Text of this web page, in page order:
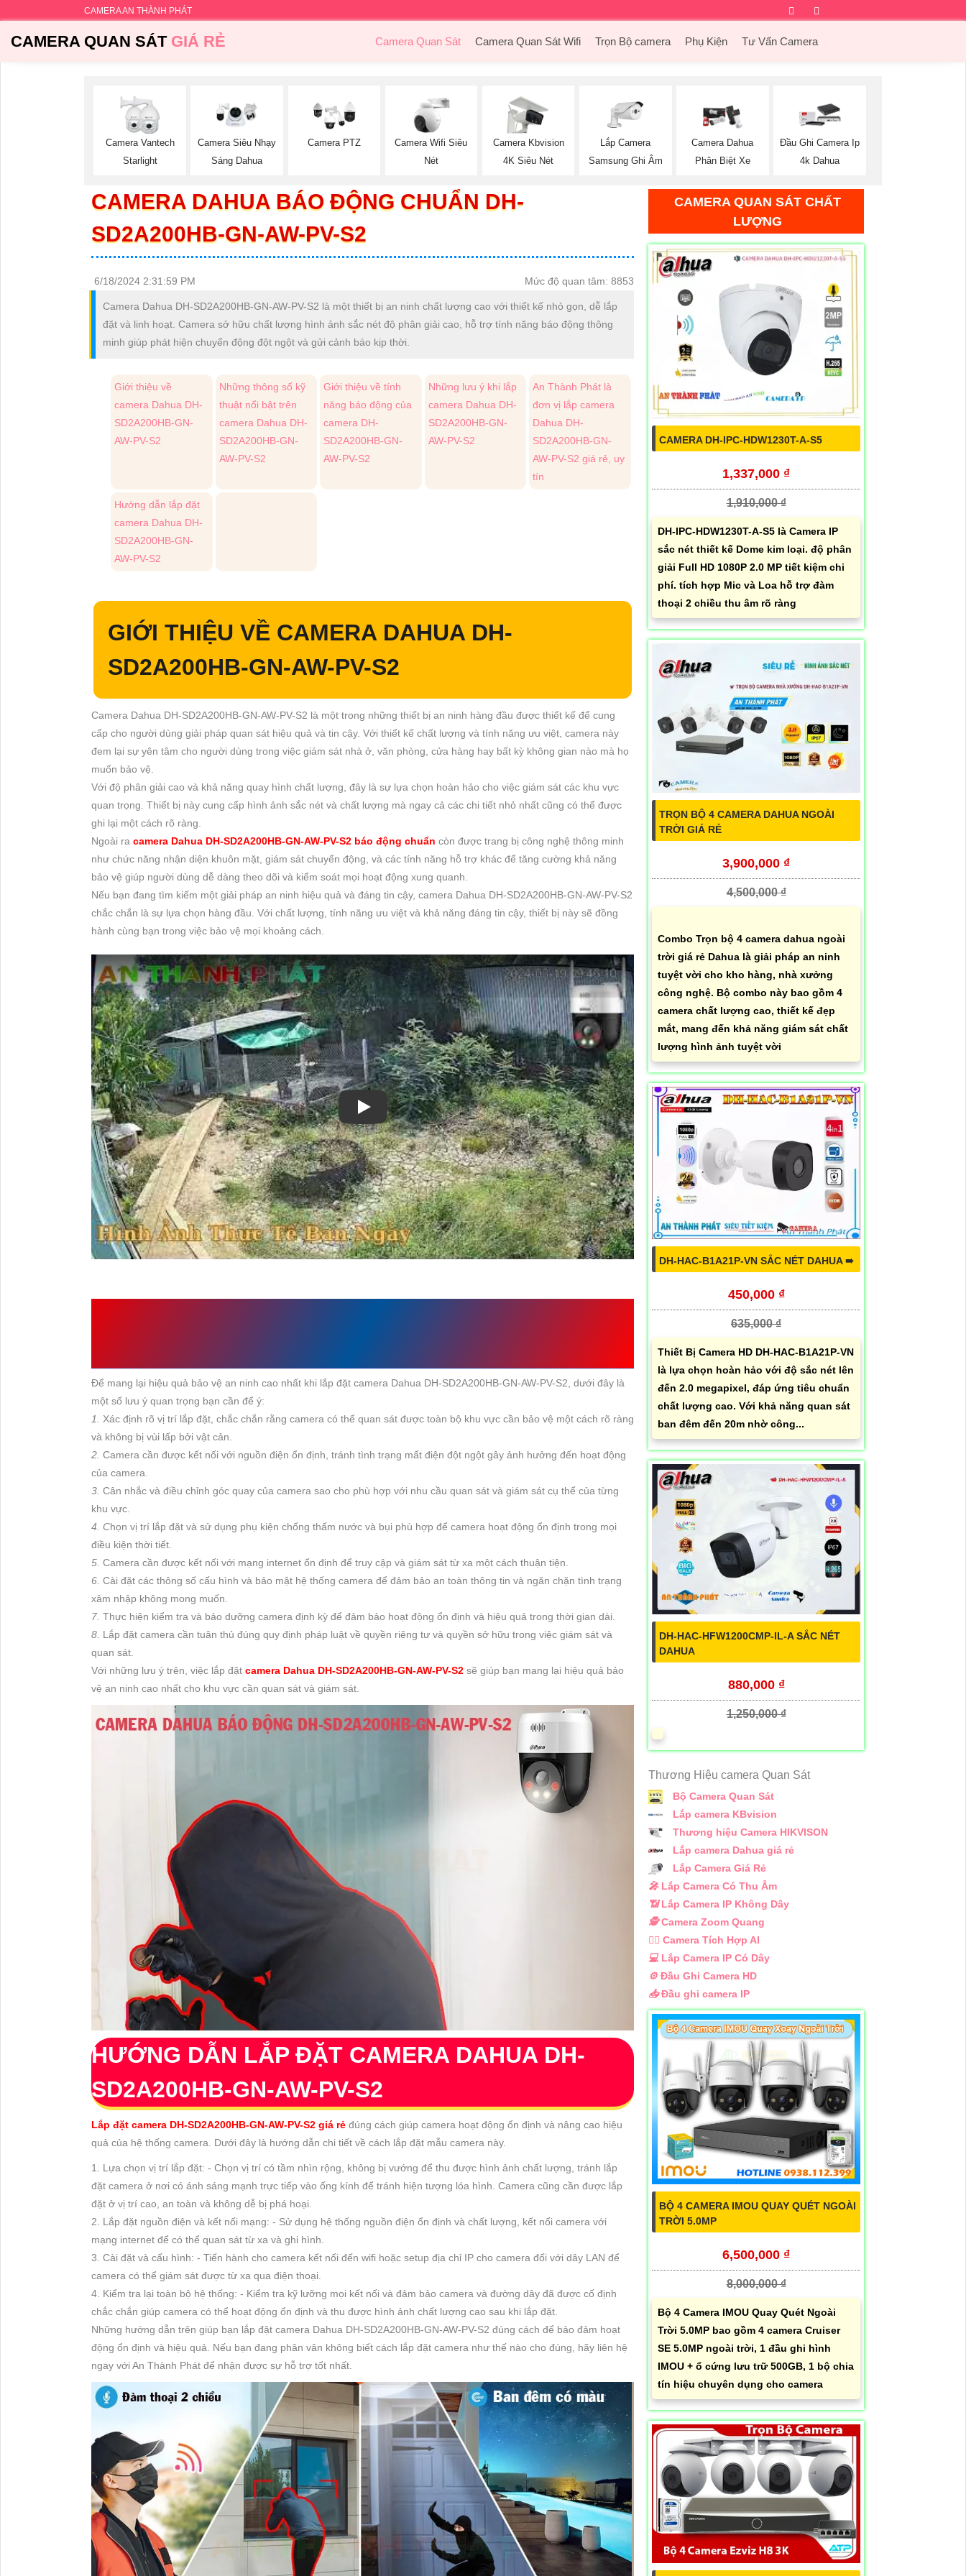
CAMERA AN THÀNH PHÁT Facebook
CAMERA QUAN SÁTGIÁ RẺ Camera Quan Sát Camera Quan Sát Wifi Trọn Bộ camera Phụ Kiện Tư Vấn Camera
Camera Vantech
Starlight
Camera Siêu Nhạy
Sáng Dahua
Camera PTZ
Camera Wifi Siêu
Nét
Camera Kbvision
4K Siêu Nét
Lắp Camera
Samsung Ghi Âm
Camera Dahua
Phân Biệt Xe
Đầu Ghi Camera Ip
4k Dahua
CAMERA DAHUA BÁO ĐỘNG CHUẨN DH-
SD2A200HB-GN-AW-PV-S2
6/18/2024 2:31:59 PM Mức độ quan tâm: 8853
Camera Dahua DH-SD2A200HB-GN-AW-PV-S2 là một thiết bị an ninh chất lượng cao với thiết kế nhỏ gọn, dễ lắp
đặt và linh hoạt. Camera sở hữu chất lượng hình ảnh sắc nét độ phân giải cao, hỗ trợ tính năng báo động thông
minh giúp phát hiện chuyển động đột ngột và gửi cảnh báo kịp thời.
Giới thiệu về
camera Dahua DH-
SD2A200HB-GN-
AW-PV-S2
Những thông số kỹ
thuật nổi bật trên
camera Dahua DH-
SD2A200HB-GN-
AW-PV-S2
Giới thiệu về tính
năng báo động của
camera DH-
SD2A200HB-GN-
AW-PV-S2
Những lưu ý khi lắp
camera Dahua DH-
SD2A200HB-GN-
AW-PV-S2
An Thành Phát là
đơn vị lắp camera
Dahua DH-
SD2A200HB-GN-
AW-PV-S2 giá rẻ, uy
tín
Hướng dẫn lắp đặt
camera Dahua DH-
SD2A200HB-GN-
AW-PV-S2
GIỚI THIỆU VỀ CAMERA DAHUA DH-
SD2A200HB-GN-AW-PV-S2
Camera Dahua DH-SD2A200HB-GN-AW-PV-S2 là một trong những thiết bị an ninh hàng đầu được thiết kế để cung
cấp cho người dùng giải pháp quan sát hiệu quả và tin cậy. Với thiết kế chất lượng và tính năng ưu việt, camera này
đem lại sự yên tâm cho người dùng trong việc giám sát nhà ở, văn phòng, cửa hàng hay bất kỳ không gian nào mà họ
muốn bảo vệ.
Với độ phân giải cao và khả năng quay hình chất lượng, đây là sự lựa chọn hoàn hảo cho việc giám sát các khu vực
quan trọng. Thiết bị này cung cấp hình ảnh sắc nét và chất lượng mà ngay cả các chi tiết nhỏ nhất cũng có thể được
ghi lại một cách rõ ràng.
Ngoài ra camera Dahua DH-SD2A200HB-GN-AW-PV-S2 báo động chuẩn còn được trang bị công nghệ thông minh
như chức năng nhận diện khuôn mặt, giám sát chuyển động, và các tính năng hỗ trợ khác để tăng cường khả năng
bảo vệ giúp người dùng dễ dàng theo dõi và kiểm soát mọi hoạt động xung quanh.
Nếu bạn đang tìm kiếm một giải pháp an ninh hiệu quả và đáng tin cậy, camera Dahua DH-SD2A200HB-GN-AW-PV-S2
chắc chắn là sự lựa chọn hàng đầu. Với chất lượng, tính năng ưu việt và khả năng đáng tin cậy, thiết bị này sẽ đồng
hành cùng bạn trong việc bảo vệ mọi khoảng cách.
Xem video Camera Dahua Báo Động Chuẩn DH-SD2A200HB-GN-AW-PV-S2
Để mang lại hiệu quả bảo vệ an ninh cao nhất khi lắp đặt camera Dahua DH-SD2A200HB-GN-AW-PV-S2, dưới đây là
một số lưu ý quan trọng bạn cần để ý:
1. Xác định rõ vị trí lắp đặt, chắc chắn rằng camera có thể quan sát được toàn bộ khu vực cần bảo vệ một cách rõ ràng
và không bị vùi lấp bởi vật cản.
2. Camera cần được kết nối với nguồn điện ổn định, tránh tình trạng mất điện đột ngột gây ảnh hưởng đến hoạt động
của camera.
3. Cân nhắc và điều chỉnh góc quay của camera sao cho phù hợp với nhu cầu quan sát và giám sát cụ thể của từng
khu vực.
4. Chọn vị trí lắp đặt và sử dụng phụ kiện chống thấm nước và bụi phù hợp để camera hoạt động ổn định trong mọi
điều kiện thời tiết.
5. Camera cần được kết nối với mạng internet ổn định để truy cập và giám sát từ xa một cách thuận tiện.
6. Cài đặt các thông số cấu hình và bảo mật hệ thống camera để đảm bảo an toàn thông tin và ngăn chặn tình trạng
xâm nhập không mong muốn.
7. Thực hiện kiểm tra và bảo dưỡng camera định kỳ để đảm bảo hoạt động ổn định và hiệu quả trong thời gian dài.
8. Lắp đặt camera cần tuân thủ đúng quy định pháp luật về quyền riêng tư và quyền sở hữu trong việc giám sát và
quan sát.
Với những lưu ý trên, việc lắp đặt camera Dahua DH-SD2A200HB-GN-AW-PV-S2 sẽ giúp bạn mang lại hiệu quả bảo
vệ an ninh cao nhất cho khu vực cần quan sát và giám sát.
HƯỚNG DẪN LẮP ĐẶT CAMERA DAHUA DH-
SD2A200HB-GN-AW-PV-S2
Lắp đặt camera DH-SD2A200HB-GN-AW-PV-S2 giá rẻ đúng cách giúp camera hoạt động ổn định và nâng cao hiệu
quả của hệ thống camera. Dưới đây là hướng dẫn chi tiết về cách lắp đặt mẫu camera này.
1. Lựa chọn vị trí lắp đặt: - Chọn vị trí có tầm nhìn rộng, không bị vướng để thu được hình ảnh chất lượng, tránh lắp
đặt camera ở nơi có ánh sáng mạnh trực tiếp vào ống kính để tránh hiện tượng lóa hình. Camera cũng cần được lắp
đặt ở vị trí cao, an toàn và không dễ bị phá hoại.
2. Lắp đặt nguồn điện và kết nối mạng: - Sử dụng hệ thống nguồn điện ổn định và chất lượng, kết nối camera với
mạng internet để có thể quan sát từ xa và ghi hình.
3. Cài đặt và cấu hình: - Tiến hành cho camera kết nối đến wifi hoặc setup địa chỉ IP cho camera đối với dây LAN để
camera có thể giám sát được từ xa qua điện thoại.
4. Kiểm tra lại toàn bộ hệ thống: - Kiểm tra kỹ lưỡng mọi kết nối và đảm bảo camera và đường dây đã được cố định
chắc chắn giúp camera có thể hoạt động ổn định và thu được hình ảnh chất lượng cao sau khi lắp đặt.
Những hướng dẫn trên giúp bạn lắp đặt camera Dahua DH-SD2A200HB-GN-AW-PV-S2 đúng cách để bảo đảm hoạt
động ổn định và hiệu quả. Nếu bạn đang phân vân không biết cách lắp đặt camera như thế nào cho đúng, hãy liên hệ
ngay với An Thành Phát để nhận được sự hỗ trợ tốt nhất.
CAMERA QUAN SÁT CHẤT
LƯỢNG
CAMERA DH-IPC-HDW1230T-A-S5
1,337,000 ₫
1,910,000 ₫
DH-IPC-HDW1230T-A-S5 là Camera IP
sắc nét thiết kế Dome kim loại. độ phân
giải Full HD 1080P 2.0 MP tiết kiệm chi
phí. tích hợp Mic và Loa hỗ trợ đàm
thoại 2 chiều thu âm rõ ràng
TRỌN BỘ 4 CAMERA DAHUA NGOÀI
TRỜI GIÁ RẺ
3,900,000 ₫
4,500,000 ₫
Combo Trọn bộ 4 camera dahua ngoài
trời giá rẻ Dahua là giải pháp an ninh
tuyệt vời cho kho hàng, nhà xưởng
công nghệ. Bộ combo này bao gồm 4
camera chất lượng cao, thiết kế đẹp
mắt, mang đến khả năng giám sát chất
lượng hình ảnh tuyệt vời
DH-HAC-B1A21P-VN SẮC NÉT DAHUA ➠
450,000 ₫
635,000 ₫
Thiết Bị Camera HD DH-HAC-B1A21P-VN
là lựa chọn hoàn hảo với độ sắc nét lên
đến 2.0 megapixel, đáp ứng tiêu chuẩn
chất lượng cao. Với khả năng quan sát
ban đêm đến 20m nhờ công...
DH-HAC-HFW1200CMP-IL-A SẮC NÉT
DAHUA
880,000 ₫
1,250,000 ₫
Thương Hiệu camera Quan Sát
Bộ Camera Quan Sát
Lắp camera KBvision
Thương hiệu Camera HIKVISON
Lắp camera Dahua giá rẻ
Lắp Camera Giá Rẻ
️🎤️ Lắp Camera Có Thu Âm
📶Lắp Camera IP Không Dây
🕵️Camera Zoom Quang
🧛‍♀️ Camera Tích Hợp AI
💻Lắp Camera IP Có Dây
⚙️Đầu Ghi Camera HD
📥Đầu ghi camera IP
BỘ 4 CAMERA IMOU QUAY QUÉT NGOÀI
TRỜI 5.0MP
6,500,000 ₫
8,000,000 ₫
Bộ 4 Camera IMOU Quay Quét Ngoài
Trời 5.0MP bao gồm 4 camera Cruiser
SE 5.0MP ngoài trời, 1 đầu ghi hình
IMOU + ổ cứng lưu trữ 500GB, 1 bộ chia
tín hiệu chuyên dụng cho camera